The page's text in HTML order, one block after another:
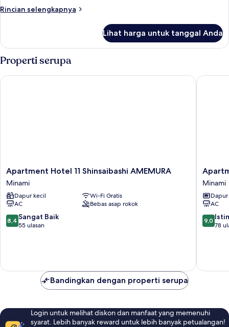
Rincian selengkapnya
Rincian
Kamar
Lihat harga untuk tanggal Anda
Properti serupa
Apartment
Hotel
11
Shinsaibashi
AMEMURA
Minami
Apartment Hotel 11 Shinsaibashi AMEMURA
Minami
Dapur kecil
Wi-Fi Gratis
AC
Bebas asap rokok
8.4
dari
ulasan
8,4 Sangat Baik
55 ulasan
Apartment Hotel 11 Shinsaibashi AMEMURA
Hotel
11
II
Minami
Minami
Dapur
AC
9.0
dari
9,0
78
Bandingkan dengan properti serupa
Login untuk melihat diskon dan manfaat yang memenuhi
syarat. Lebih banyak reward untuk lebih banyak petualangan!